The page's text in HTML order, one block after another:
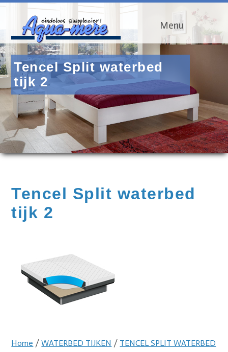
Menu
Tencel Split waterbed
tijk 2
Tencel Split waterbed
tijk 2
Home /WATERBED TIJKEN / TENCEL SPLIT WATERBED